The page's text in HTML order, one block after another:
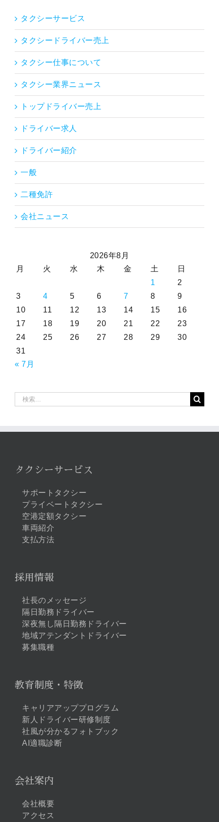
タクシーサービス
タクシードライバー売上
タクシー仕事について
タクシー業界ニュース
トップドライバー売上
ドライバー求人
ドライバー紹介
一般
二種免許
会社ニュース
2026年8月
月
火 水 木 金 土
日
1
2
3
4 5 6 7 8
9
10
11 12 13 14 15
16
17
18 19 20 21 22
23
24
25 26 27 28 29
30
31
« 7月
索
タクシーサービス
サポートタクシー
プライベートタクシー
空港定額タクシー
車両紹介
支払方法
採用情報
社長のメッセージ
隔日勤務ドライバー
深夜無し隔日勤務ドライバー
地域アテンダントドライバー
募集職種
教育制度・特徴
キャリアアッププログラム
新人ドライバー研修制度
社風が分かるフォトブック
AI適職診断
会社案内
会社概要
アクセス